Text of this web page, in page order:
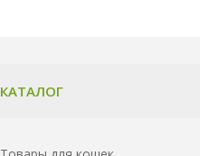
КАТАЛОГ